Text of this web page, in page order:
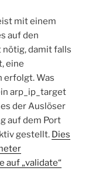
mit einem
auf den
nötig, damit falls
eine
erfolgt. Was
arp_ip_target
der Auslöser
auf dem Port
gestellt. Dies
auf „validate“